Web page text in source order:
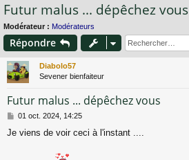
ur
ci
Futur malus ... dépêchez vous
Modérateur : Modérateurs
Répondre
Diabolo57
Sevener bienfaiteur
Futur malus ... dépêchez vous
M
s
01 oct. 2024, 14:25
Je viens de voir ceci à l'instant ....